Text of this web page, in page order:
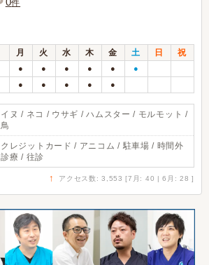
件
月 火 水 木 金 土 日
祝
● ● ● ● ● ●
● ● ● ● ●
イヌ / ネコ / ウサギ / ハムスター / モルモット /
鳥
クレジットカード / アニコム / 駐車場 / 時間外
診療 / 往診
↑ アクセス数: 3,553 [7月: 40 | 6月: 28 ]